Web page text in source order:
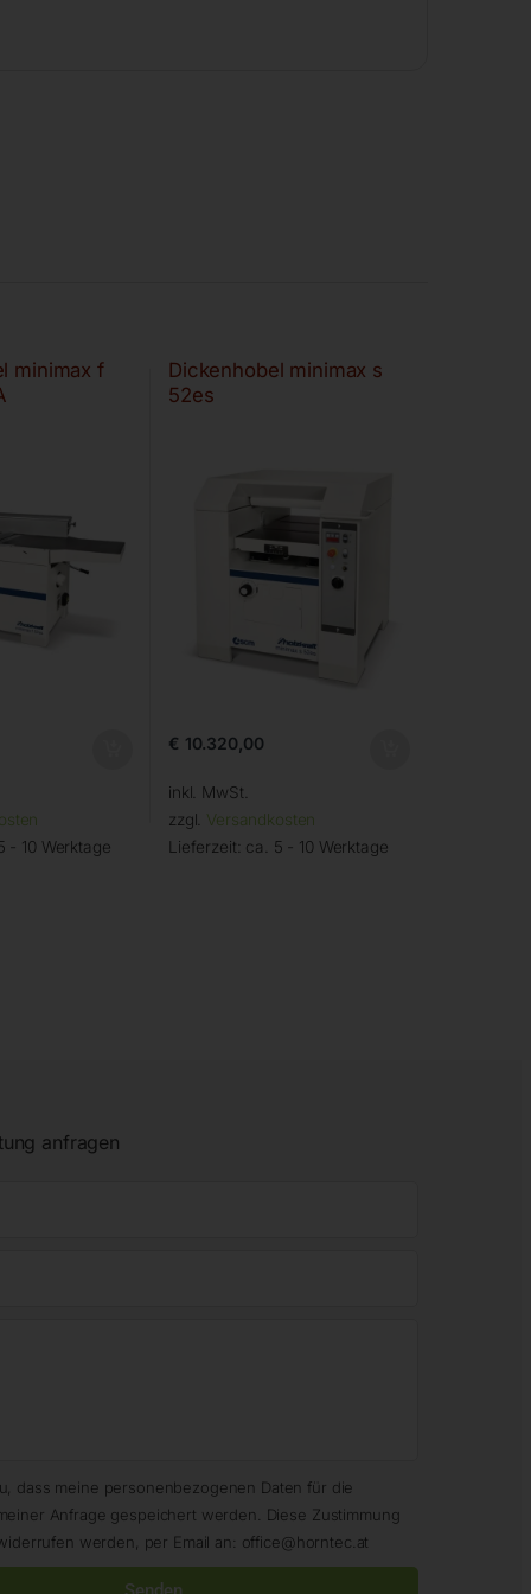
minimax f
- 10 Werktage
Dickenhobel minimax s
52es
€ 10.320,00
inkl. MwSt.
zzgl. Versandkosten
Lieferzeit: ca. 5 - 10 Werktage
anfragen
dass meine personenbezogenen Daten für die
Anfrage gespeichert werden. Diese Zustimmung
werden, per Email an: office@horntec.at